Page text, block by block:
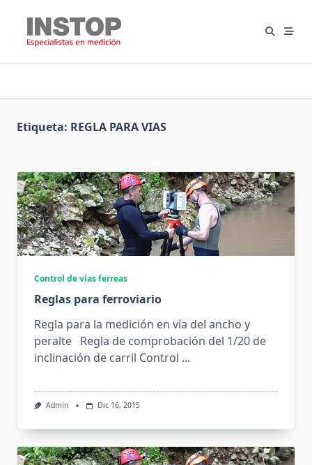
contenido
Etiqueta: REGLA PARA VIAS
Control de vías ferreas
Reglas para ferroviario
Regla para la medición en vía del ancho y
peralte Regla de comprobación del 1/20 de
inclinación de carril Control ...
Admin Dic 16, 2015